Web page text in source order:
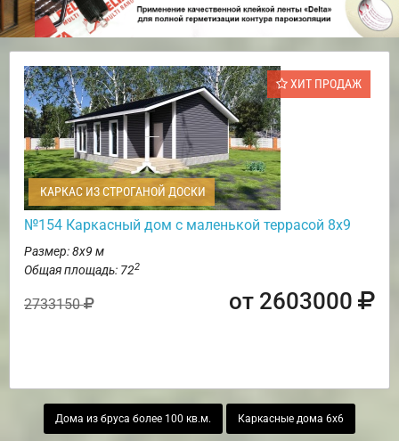
ХИТ ПРОДАЖ
КАРКАС ИЗ СТРОГАНОЙ ДОСКИ
№154 Каркасный дом с маленькой террасой 8х9
Размер: 8х9 м
Общая площадь: 722
2733150 от 2603000
Дома из бруса более 100 кв.м. Каркасные дома 6х6